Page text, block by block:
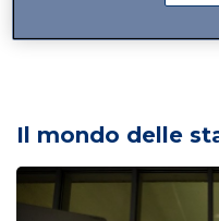
Il mondo delle